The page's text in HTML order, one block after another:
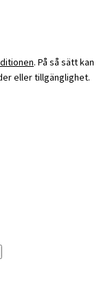
. På så sätt kan
eller tillgänglighet.